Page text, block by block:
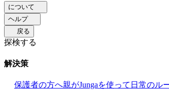
について
ヘルプ
戻る
探検する
解決策
保護者の方へ親がJungaを使って日常のル